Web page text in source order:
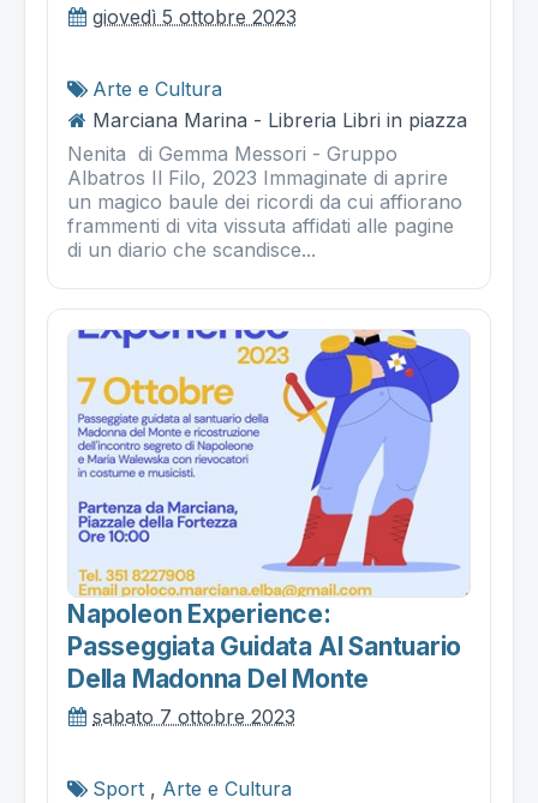
giovedì 5 ottobre 2023
Arte e Cultura
Marciana Marina - Libreria Libri in piazza
Nenita di Gemma Messori - Gruppo
Albatros Il Filo, 2023 Immaginate di aprire
un magico baule dei ricordi da cui affiorano
frammenti di vita vissuta affidati alle pagine
di un diario che scandisce...
Napoleon Experience:
Passeggiata Guidata Al Santuario
Della Madonna Del Monte
sabato 7 ottobre 2023
Sport , Arte e Cultura